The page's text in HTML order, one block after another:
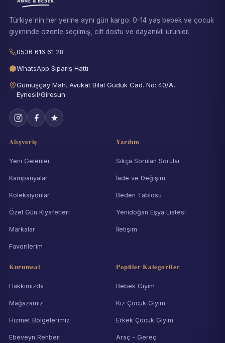
Türkiye'nin her yerine aynı gün kargo: 0-14 yaş bebek ve çocuk
giyiminde özenle seçilmiş, cilt dostu ve dayanıklı ürünler.
0536 616 61 28
WhatsApp Sipariş Hattı
Gümüşçay Mah. Avukat Bilal Güdük Cad. No: 40/A,
Eynesil/Giresun
Alışveriş
Yeni Gelenler
Kampanyalar
Koleksiyonlar
Özel Gün Kıyafetleri
Markalar
Favorilerim
Yardım
Sıkça Sorulan Sorular
İade ve Değişim
Beden Tablosu
Yenidoğan Eşya Listesi
İletişim
Kurumsal
Hakkımızda
Mağazamız
Hizmet Bölgelerimiz
Ebeveyn Rehberi
Popüler Kategoriler
Bebek Giyim
Kız Çocuk Giyim
Erkek Çocuk Giyim
Araç - Gereç